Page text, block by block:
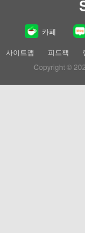
카페
사이트맵 피드팩
Copyright ©